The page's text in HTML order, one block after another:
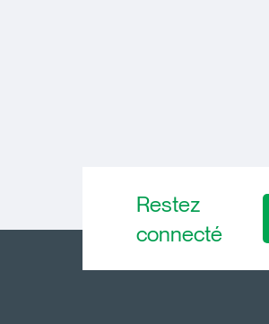
Restez
connecté